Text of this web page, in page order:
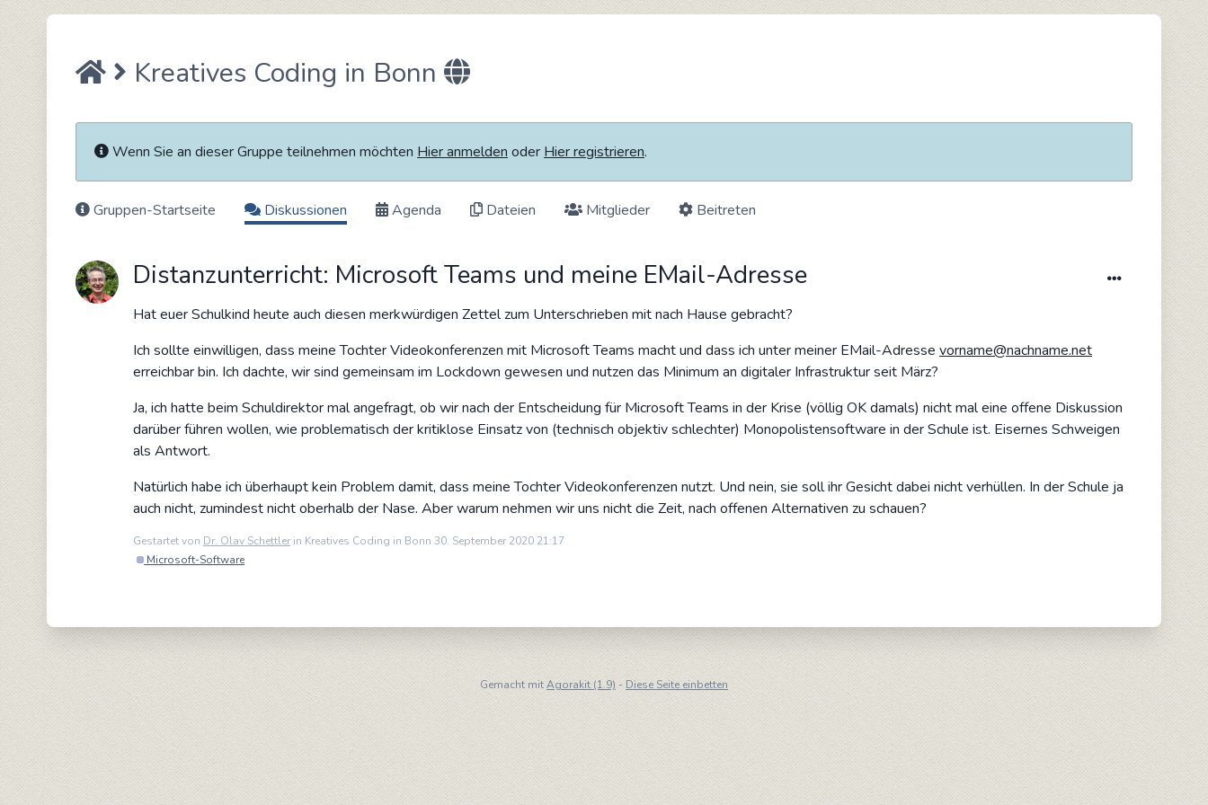
Kreatives Coding in Bonn
Wenn Sie an dieser Gruppe teilnehmen möchten Hier anmelden oder Hier registrieren.
Gruppen-Startseite Diskussionen Agenda Dateien Mitglieder Beitreten
Distanzunterricht: Microsoft Teams und meine EMail-Adresse
Hat euer Schulkind heute auch diesen merkwürdigen Zettel zum Unterschrieben mit nach Hause gebracht?
Ich sollte einwilligen, dass meine Tochter Videokonferenzen mit Microsoft Teams macht und dass ich unter meiner EMail-Adresse vorname@nachname.net
erreichbar bin. Ich dachte, wir sind gemeinsam im Lockdown gewesen und nutzen das Minimum an digitaler Infrastruktur seit März?
Ja, ich hatte beim Schuldirektor mal angefragt, ob wir nach der Entscheidung für Microsoft Teams in der Krise (völlig OK damals) nicht mal eine offene Diskussion
darüber führen wollen, wie problematisch der kritiklose Einsatz von (technisch objektiv schlechter) Monopolistensoftware in der Schule ist. Eisernes Schweigen
als Antwort.
Natürlich habe ich überhaupt kein Problem damit, dass meine Tochter Videokonferenzen nutzt. Und nein, sie soll ihr Gesicht dabei nicht verhüllen. In der Schule ja
auch nicht, zumindest nicht oberhalb der Nase. Aber warum nehmen wir uns nicht die Zeit, nach offenen Alternativen zu schauen?
Gestartet von Dr. Olav Schettler in Kreatives Coding in Bonn 30. September 2020 21:17
Microsoft-Software
Gemacht mitAgorakit (1.9) - Diese Seite einbetten